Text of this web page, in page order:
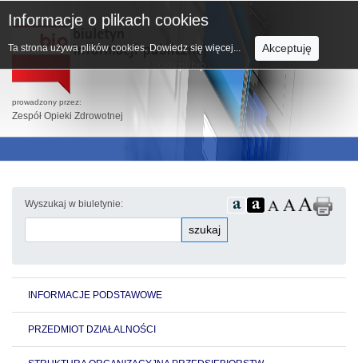
prowadzony przez:
Zespół Opieki Zdrowotnej
Wyszukaj w biuletynie:
szukaj
INFORMACJE PODSTAWOWE
PRZEDMIOT DZIAŁALNOŚCI
Informacje o plikach cookies
Ta strona używa plików cookies. Dowiedz się więcej... Akceptuję